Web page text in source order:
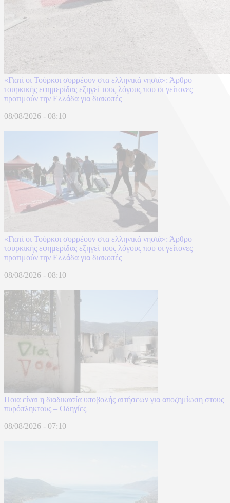
«Γιατί οι Τούρκοι συρρέουν στα ελληνικά νησιά»: Άρθρο
τουρκικής εφημερίδας εξηγεί τους λόγους που οι γείτονες
προτιμούν την Ελλάδα για διακοπές
08/08/2026 - 08:10
«Γιατί οι Τούρκοι συρρέουν στα ελληνικά νησιά»: Άρθρο
τουρκικής εφημερίδας εξηγεί τους λόγους που οι γείτονες
προτιμούν την Ελλάδα για διακοπές
08/08/2026 - 08:10
Ποια είναι η διαδικασία υποβολής αιτήσεων για αποζημίωση στους
πυρόπληκτους – Οδηγίες
08/08/2026 - 07:10